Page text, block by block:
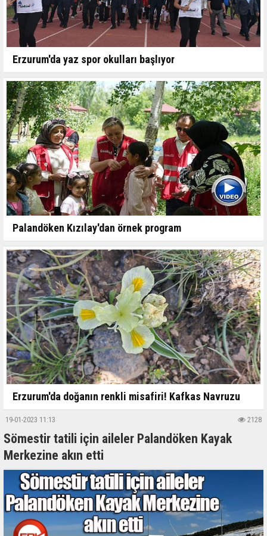
Erzurum'da yaz spor okulları başlıyor
Palandöken Kızılay'dan örnek program
Erzurum'da doğanın renkli misafiri! Kafkas Navruzu
19-01-2023 11:13 2128
Sömestir tatili için aileler Palandöken Kayak
Merkezine akın etti